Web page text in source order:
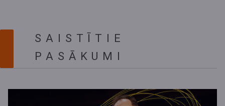
SAISTĪTIE
PASĀKUMI